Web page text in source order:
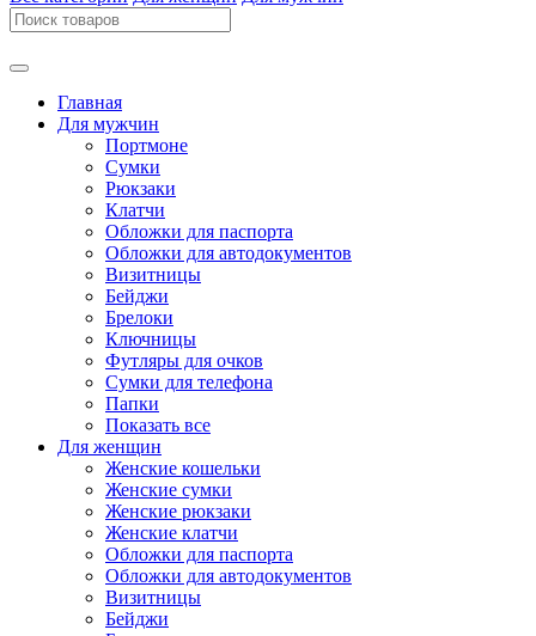
Главная
Для мужчин
Портмоне
Сумки
Рюкзаки
Клатчи
Обложки для паспорта
Обложки для автодокументов
Визитницы
Бейджи
Брелоки
Ключницы
Футляры для очков
Сумки для телефона
Папки
Показать все
Для женщин
Женские кошельки
Женские сумки
Женские рюкзаки
Женские клатчи
Обложки для паспорта
Обложки для автодокументов
Визитницы
Бейджи